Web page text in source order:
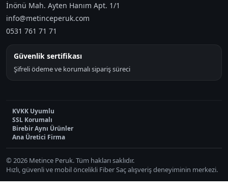
İnönü Mah. Ayten Hanım Apt. 1/1
info@metinceperuk.com
0531 761 71 71
Güvenlik sertifikası
Şifreli ödeme ve korumalı sipariş süreci
KVKK Uyumlu
SSL Korumalı
Birebir Aynı Ürünler
Ana Üretici Firma
© 2026 Metince Peruk. Tüm hakları saklıdır.
Hızlı, güvenli ve mobil öncelikli Fiber Saç alışveriş deneyiminin merkezi.